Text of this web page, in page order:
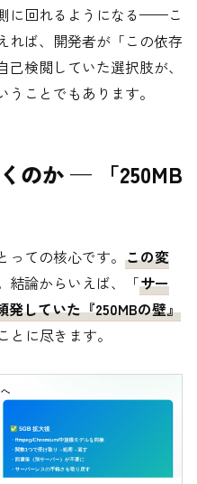
に回れるようになる——こ
れば、開発者が「この依存
検閲していた選択肢が、
ことでもあります。
のか — 「250MB
ての核心です。 この変
結論からいえば、「サー
していた『250MBの壁』
とに尽きます。